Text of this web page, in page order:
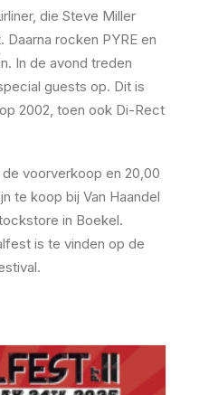
die Steve Miller
Daarna rocken PYRE en
In de avond treden
guests op. Dit is
2002, toen ook Di-Rect
voorverkoop en 20,00
te koop bij Van Haandel
in Boekel.
is te vinden op de